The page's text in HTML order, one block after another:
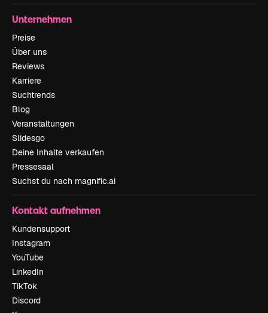
Unternehmen
Preise
Über uns
Reviews
Karriere
Suchtrends
Blog
Veranstaltungen
Slidesgo
Deine Inhalte verkaufen
Pressesaal
Suchst du nach magnific.ai
Kontakt aufnehmen
Kundensupport
Instagram
YouTube
LinkedIn
TikTok
Discord